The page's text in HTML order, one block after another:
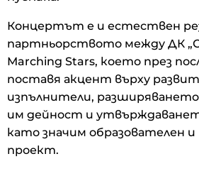
Концертът е и естествен
партньорството между ДК
Marching Stars, което през
поставя акцент върху
изпълнители,
им дейност и
като значим образователен
проект.